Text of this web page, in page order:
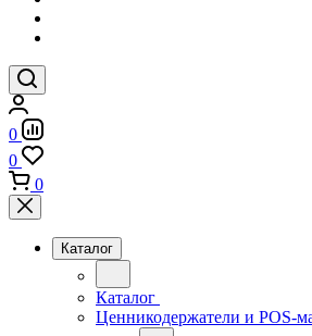
0
0
0
Каталог
Каталог
Ценникодержатели и POS-